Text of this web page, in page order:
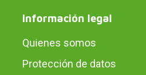
Información legal
Quienes somos
Protección de datos